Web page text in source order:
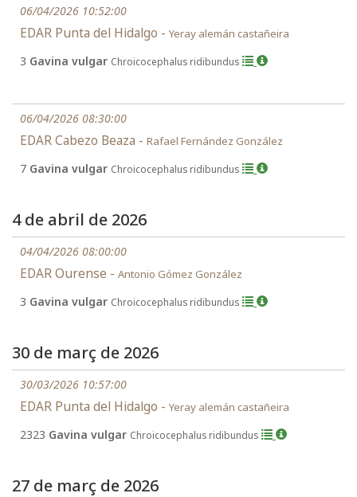
06/04/2026 10:52:00
EDAR Punta del Hidalgo - Yeray alemán castañeira
3 Gavina vulgar Chroicocephalus ridibundus
06/04/2026 08:30:00
EDAR Cabezo Beaza - Rafael Fernández González
7 Gavina vulgar Chroicocephalus ridibundus
4 de abril de 2026
04/04/2026 08:00:00
EDAR Ourense - Antonio Gómez González
3 Gavina vulgar Chroicocephalus ridibundus
30 de març de 2026
30/03/2026 10:57:00
EDAR Punta del Hidalgo - Yeray alemán castañeira
2323 Gavina vulgar Chroicocephalus ridibundus
27 de març de 2026